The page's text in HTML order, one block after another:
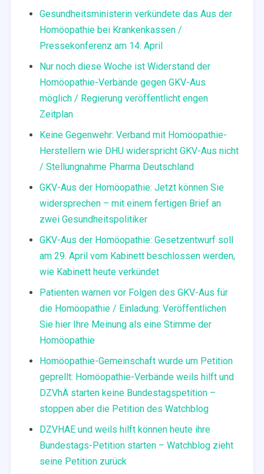
Gesundheitsministerin verkündete das Aus der
Homöopathie bei Krankenkassen /
Pressekonferenz am 14. April
Nur noch diese Woche ist Widerstand der
Homöopathie-Verbände gegen GKV-Aus
möglich / Regierung veröffentlicht engen
Zeitplan
Keine Gegenwehr: Verband mit Homöopathie-
Herstellern wie DHU widerspricht GKV-Aus nicht
/ Stellungnahme Pharma Deutschland
GKV-Aus der Homöopathie: Jetzt können Sie
widersprechen – mit einem fertigen Brief an
zwei Gesundheitspolitiker
GKV-Aus der Homöopathie: Gesetzentwurf soll
am 29. April vom Kabinett beschlossen werden,
wie Kabinett heute verkündet
Patienten warnen vor Folgen des GKV-Aus für
die Homöopathie / Einladung: Veröffentlichen
Sie hier Ihre Meinung als eine Stimme der
Homöopathie
Homöopathie-Gemeinschaft wurde um Petition
geprellt: Homöopathie-Verbände weils hilft und
DZVhÄ starten keine Bundestagspetition –
stoppen aber die Petition des Watchblog
DZVHAE und weils hilft können heute ihre
Bundestags-Petition starten – Watchblog zieht
seine Petition zurück